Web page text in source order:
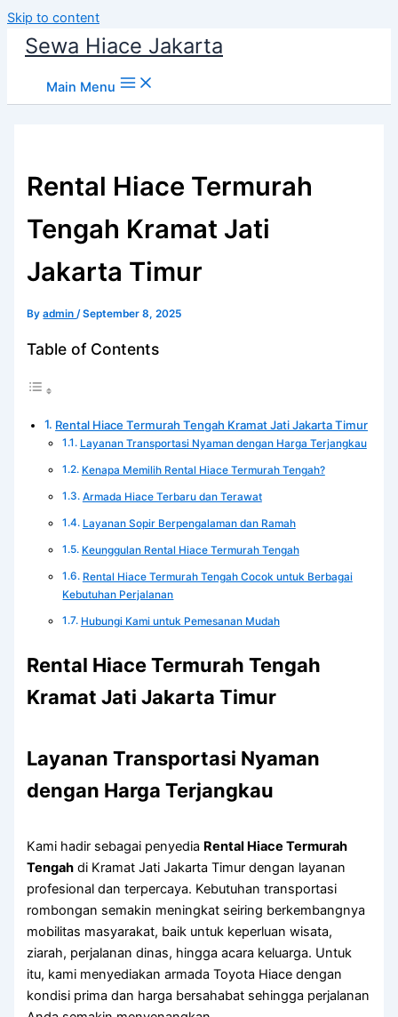
Skip to content
Sewa Hiace Jakarta
Main Menu
Rental Hiace Termurah
Tengah Kramat Jati
Jakarta Timur
Byadmin/September 8, 2025
Table of Contents
Rental Hiace Termurah Tengah Kramat Jati Jakarta Timur
Layanan Transportasi Nyaman dengan Harga Terjangkau
Kenapa Memilih Rental Hiace Termurah Tengah?
Armada Hiace Terbaru dan Terawat
Layanan Sopir Berpengalaman dan Ramah
Keunggulan Rental Hiace Termurah Tengah
Rental Hiace Termurah Tengah Cocok untuk Berbagai
Kebutuhan Perjalanan
Hubungi Kami untuk Pemesanan Mudah
Rental Hiace Termurah Tengah
Kramat Jati Jakarta Timur
Layanan Transportasi Nyaman
dengan Harga Terjangkau
Kami hadir sebagai penyedia Rental Hiace Termurah
Tengah di Kramat Jati Jakarta Timur dengan layanan
profesional dan terpercaya. Kebutuhan transportasi
rombongan semakin meningkat seiring berkembangnya
mobilitas masyarakat, baik untuk keperluan wisata,
ziarah, perjalanan dinas, hingga acara keluarga. Untuk
itu, kami menyediakan armada Toyota Hiace dengan
kondisi prima dan harga bersahabat sehingga perjalanan